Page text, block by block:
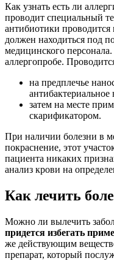
Как узнать есть ли
проводит специальный
антибиотики
должен находиться под
медицинского
аллергопробе.
на предплечье
антибактериальное
затем на месте
скарификатором.
При наличии болезни в
покраснение, этот
пациента никаких
анализ крови на
Как лечить
Можно ли вылечить
придется избегать
же действующим
препарат, который